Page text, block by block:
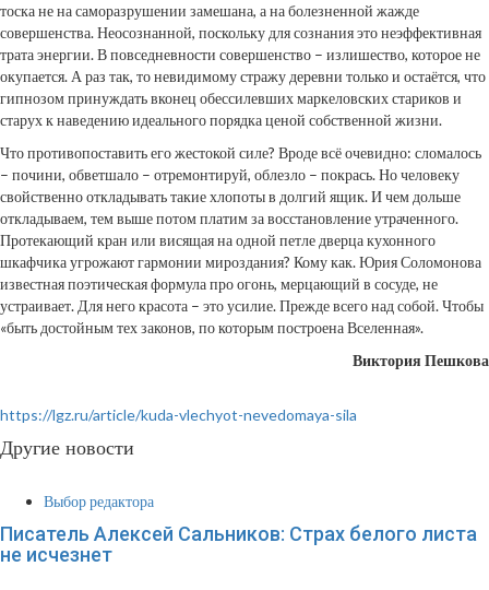
тоска не на саморазрушении замешана, а на болезненной жажде
совершенства. Неосознанной, поскольку для сознания это неэффективная
трата энергии. В повседневности совершенство – излишество, которое не
окупается. А раз так, то невидимому стражу деревни только и остаётся, что
гипнозом принуждать вконец обессилевших маркеловских стариков и
старух к наведению идеального порядка ценой собственной жизни.
Что противопоставить его жестокой силе? Вроде всё очевидно: сломалось
– почини, обветшало – отремонтируй, облезло – покрась. Но человеку
свойственно откладывать такие хлопоты в долгий ящик. И чем дольше
откладываем, тем выше потом платим за восстановление утраченного.
Протекающий кран или висящая на одной петле дверца кухонного
шкафчика угрожают гармонии мироздания? Кому как. Юрия Соломонова
известная поэтическая формула про огонь, мерцающий в сосуде, не
устраивает. Для него красота – это усилие. Прежде всего над собой. Чтобы
«быть достойным тех законов, по которым построена Вселенная».
Виктория Пешкова
https://lgz.ru/article/kuda-vlechyot-nevedomaya-sila
Другие новости
Выбор редактора
Писатель Алексей Сальников: Страх белого листа
не исчезнет